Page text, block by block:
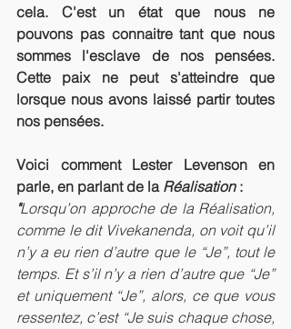
cela. C'est un état que nous ne
pouvons pas connaitre tant que nous
sommes l'esclave de nos pensées.
Cette paix ne peut s'atteindre que
lorsque nous avons laissé partir toutes
nos pensées.
Voici comment Lester Levenson en
parle, en parlant de la Réalisation :
"Lorsqu’on approche de la Réalisation,
comme le dit Vivekanenda, on voit qu’il
n’y a eu rien d’autre que le “Je”, tout le
temps. Et s’il n’y a rien d’autre que “Je”
et uniquement “Je”, alors, ce que vous
ressentez, c’est “Je suis chaque chose,